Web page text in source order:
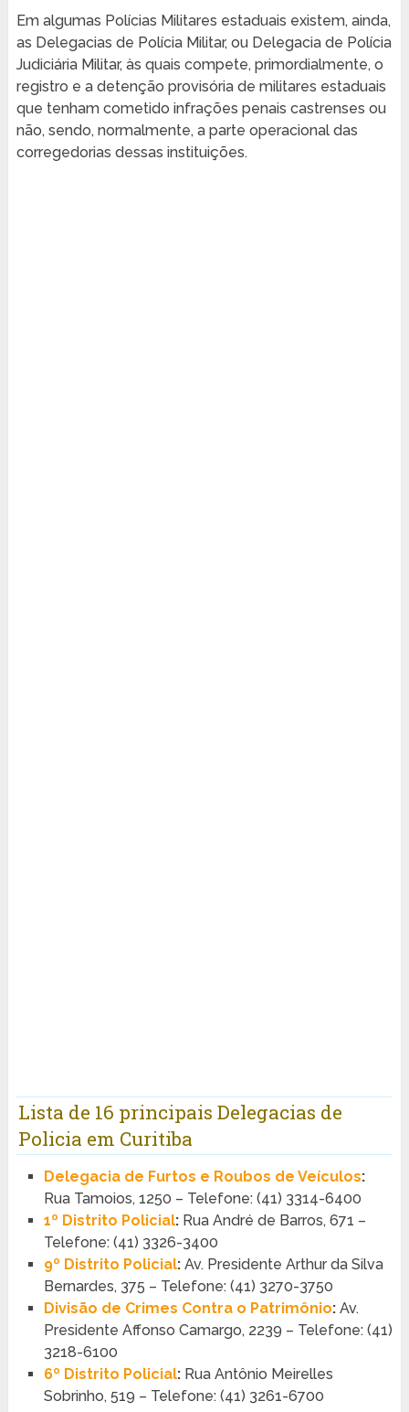
Em algumas Polícias Militares estaduais existem, ainda,
as Delegacias de Polícia Militar, ou Delegacia de Polícia
Judiciária Militar, às quais compete, primordialmente, o
registro e a detenção provisória de militares estaduais
que tenham cometido infrações penais castrenses ou
não, sendo, normalmente, a parte operacional das
corregedorias dessas instituições.
Lista de 16 principais Delegacias de
Policia em Curitiba
Delegacia de Furtos e Roubos de Veículos:
Rua Tamoios, 1250 – Telefone: (41) 3314-6400
1º Distrito Policial:Rua André de Barros, 671 –
Telefone: (41) 3326-3400
9º Distrito Policial:Av. Presidente Arthur da Silva
Bernardes, 375 – Telefone: (41) 3270-3750
Divisão de Crimes Contra o Patrimônio:Av.
Presidente Affonso Camargo, 2239 – Telefone: (41)
3218-6100
6º Distrito Policial:Rua Antônio Meirelles
Sobrinho, 519 – Telefone: (41) 3261-6700